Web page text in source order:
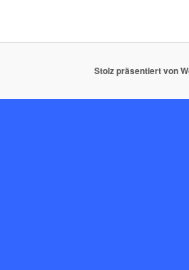
Stolz präsentiert von